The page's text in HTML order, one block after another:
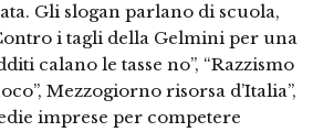
Gli slogan parlano di scuola,
i tagli della Gelmini per una
calano le tasse no”, “Razzismo
Mezzogiorno risorsa d’Italia”,
imprese per competere